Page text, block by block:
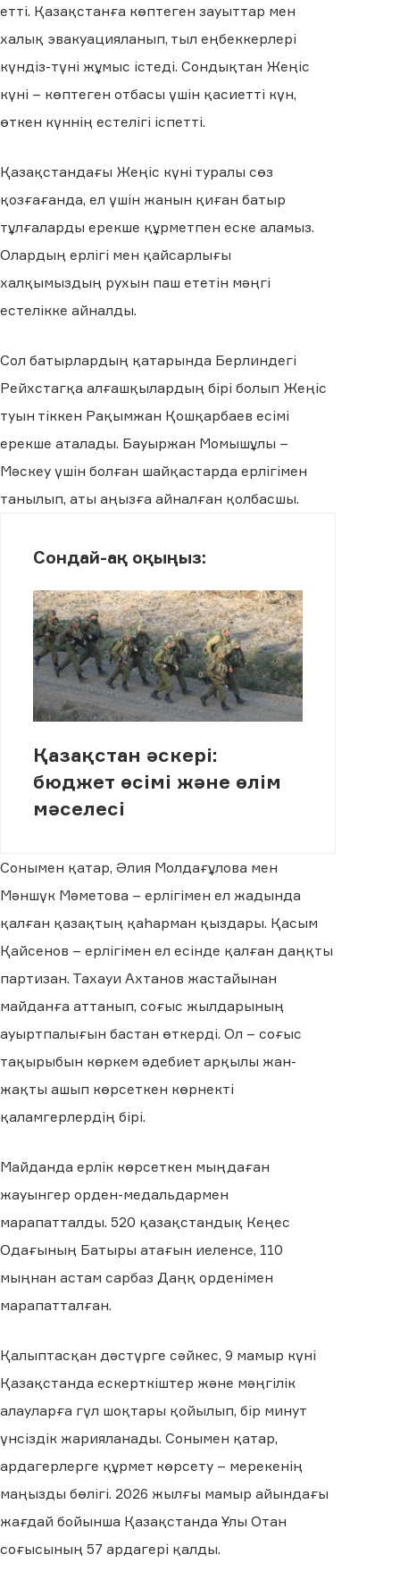
етті. Қазақстанға көптеген зауыттар мен
халық эвакуацияланып, тыл еңбеккерлері
күндіз-түні жұмыс істеді. Сондықтан Жеңіс
күні – көптеген отбасы үшін қасиетті күн,
өткен күннің естелігі іспетті.
Қазақстандағы Жеңіс күні туралы сөз
қозғағанда, ел үшін жанын қиған батыр
тұлғаларды ерекше құрметпен еске аламыз.
Олардың ерлігі мен қайсарлығы
халқымыздың рухын паш ететін мәңгі
естелікке айналды.
Сол батырлардың қатарында Берлиндегі
Рейхстагқа алғашқылардың бірі болып Жеңіс
туын тіккен Рақымжан Қошқарбаев есімі
ерекше аталады. Бауыржан Момышұлы –
Мәскеу үшін болған шайқастарда ерлігімен
танылып, аты аңызға айналған қолбасшы.
Сондай-ақ оқыңыз:
Қазақстан әскері:
бюджет өсімі және өлім
мәселесі
Сонымен қатар, Әлия Молдағұлова мен
Мәншүк Мәметова – ерлігімен ел жадында
қалған қазақтың қаһарман қыздары. Қасым
Қайсенов – ерлігімен ел есінде қалған даңқты
партизан. Тахауи Ахтанов жастайынан
майданға аттанып, соғыс жылдарының
ауыртпалығын бастан өткерді. Ол – соғыс
тақырыбын көркем әдебиет арқылы жан-
жақты ашып көрсеткен көрнекті
қаламгерлердің бірі.
Майданда ерлік көрсеткен мыңдаған
жауынгер орден-медальдармен
марапатталды. 520 қазақстандық Кеңес
Одағының Батыры атағын иеленсе, 110
мыңнан астам сарбаз Даңқ орденімен
марапатталған.
Қалыптасқан дәстүрге сәйкес, 9 мамыр күні
Қазақстанда ескерткіштер және мәңгілік
алауларға гүл шоқтары қойылып, бір минут
үнсіздік жарияланады. Сонымен қатар,
ардагерлерге құрмет көрсету – мерекенің
маңызды бөлігі. 2026 жылғы мамыр айындағы
жағдай бойынша Қазақстанда Ұлы Отан
соғысының 57 ардагері қалды.